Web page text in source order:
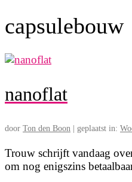
capsulebouw
nanoflat
door Ton den Boon geplaatst in:
Trouw schrijft vandaag
om nog enigszins